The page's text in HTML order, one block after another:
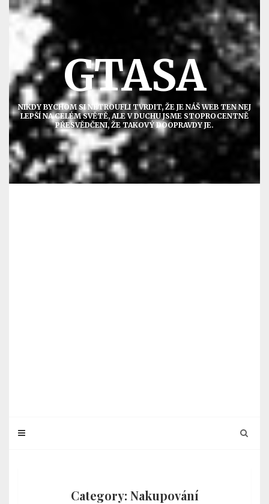
Přejít
obsahu
GTASA
NIKDY BYCHOM SI NETROUFLI TVRDIT, ŽE JE NÁŠ WEB TEN NEJ
LEPŠÍ NA CELÉM SVĚTĚ, ALE V DUCHU JSME STOPROCENTNĚ
PŘESVĚDČENI, ŽE TAKOVÝ DOOPRAVDY JE.
Category: Nakupování